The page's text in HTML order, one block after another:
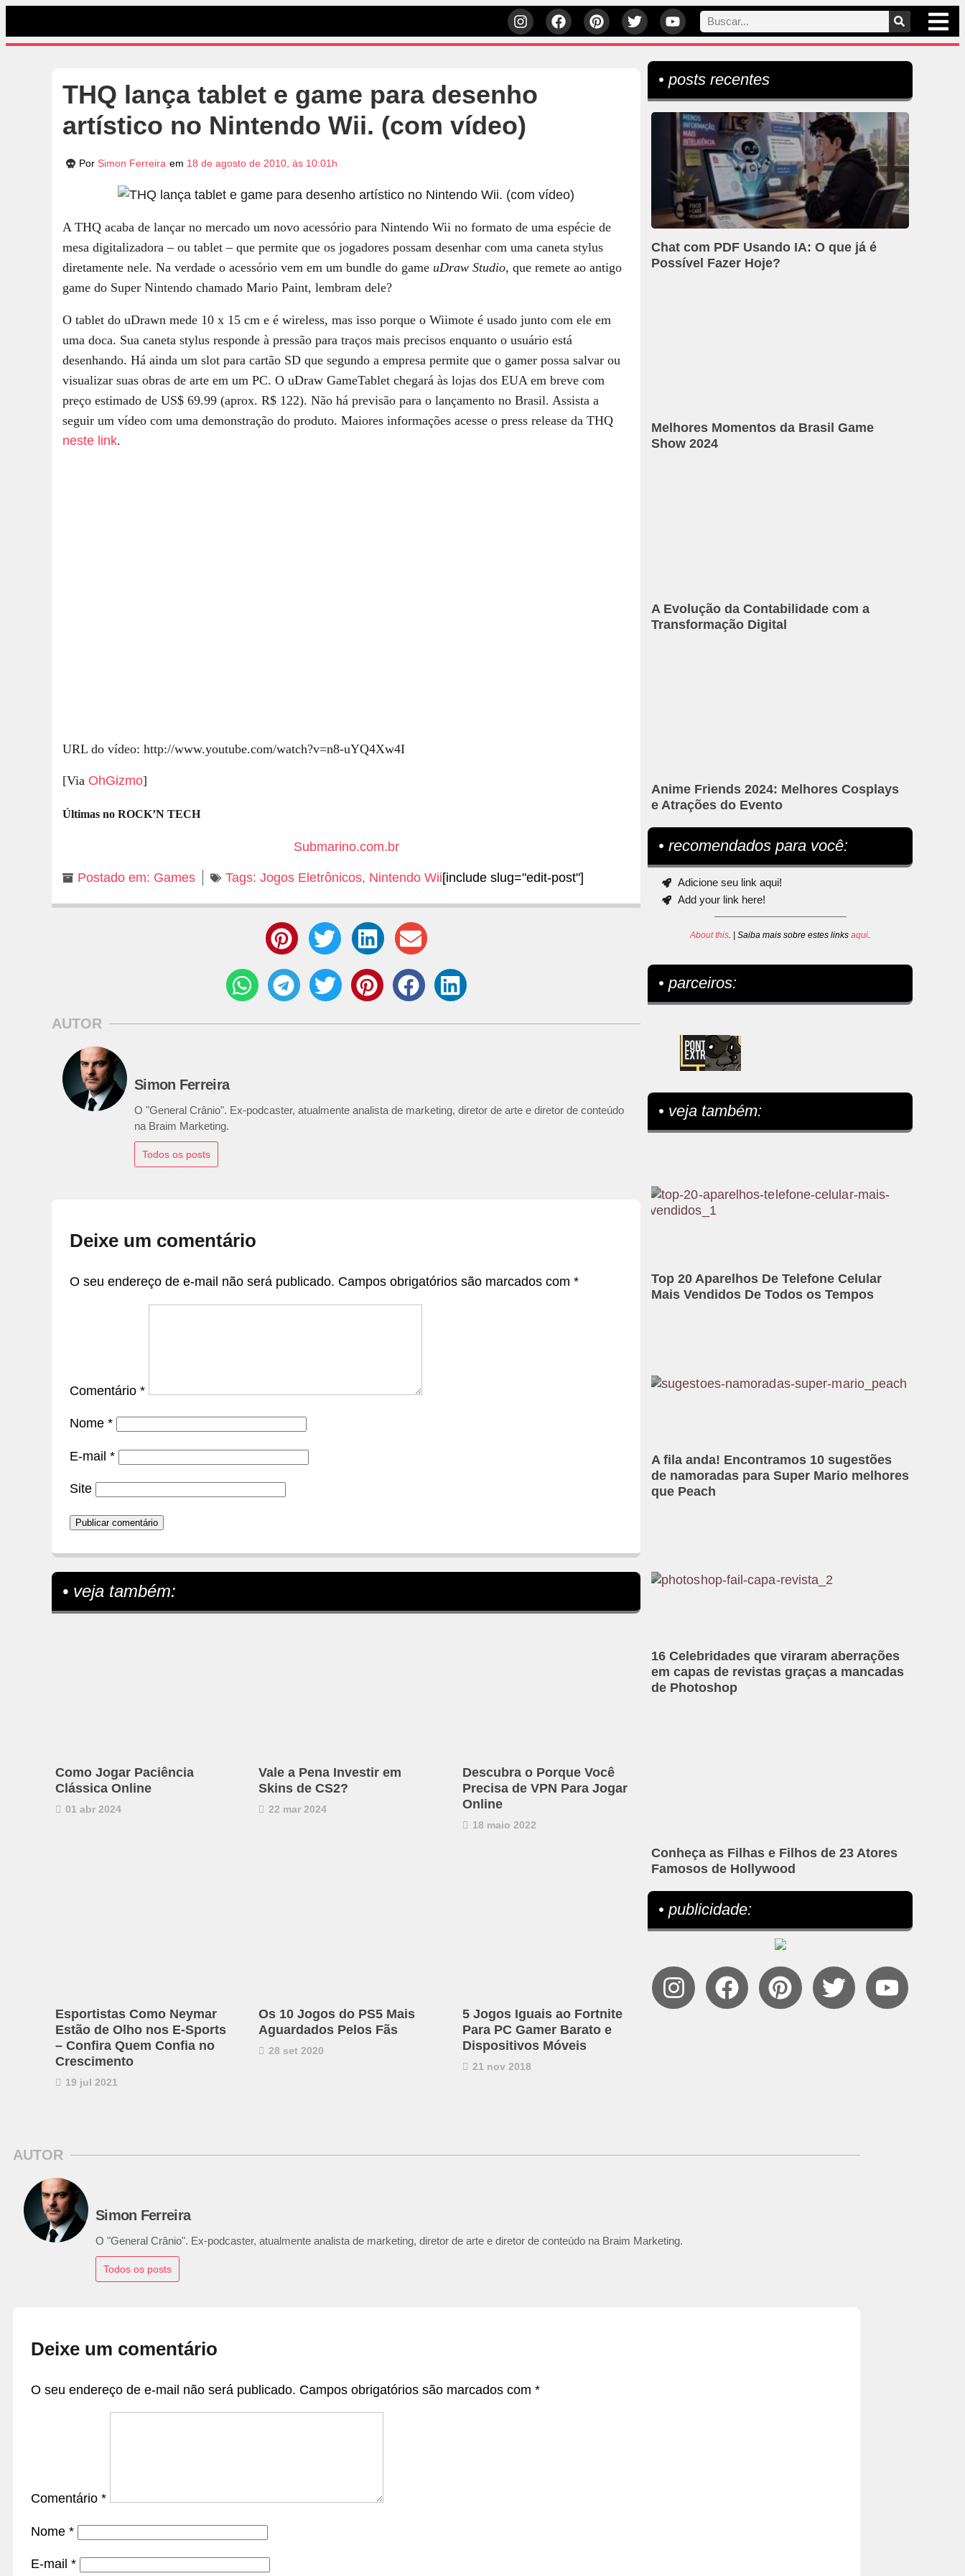
THQ lança tablet e game para desenho
artístico no Nintendo Wii. (com vídeo)
Por Simon Ferreira em 18 de agosto de 2010, às 10:01h
A THQ acaba de lançar no mercado um novo acessório para Nintendo Wii no formato de uma espécie de
mesa digitalizadora – ou tablet – que permite que os jogadores possam desenhar com uma caneta stylus
diretamente nele. Na verdade o acessório vem em um bundle do game uDraw Studio, que remete ao antigo
game do Super Nintendo chamado Mario Paint, lembram dele?
O tablet do uDrawn mede 10 x 15 cm e é wireless, mas isso porque o Wiimote é usado junto com ele em
uma doca. Sua caneta stylus responde à pressão para traços mais precisos enquanto o usuário está
desenhando. Há ainda um slot para cartão SD que segundo a empresa permite que o gamer possa salvar ou
visualizar suas obras de arte em um PC. O uDraw GameTablet chegará às lojas dos EUA em breve com
preço estimado de US$ 69.99 (aprox. R$ 122). Não há previsão para o lançamento no Brasil. Assista a
seguir um vídeo com uma demonstração do produto. Maiores informações acesse o press release da THQ
neste link.
URL do vídeo: http://www.youtube.com/watch?v=n8-uYQ4Xw4I
[Via OhGizmo]
Últimas no ROCK’N TECH
Submarino.com.br
Postado em: Games Tags: Jogos Eletrônicos, Nintendo Wii[include slug="edit-post"]
AUTOR
Simon Ferreira
O "General Crânio". Ex-podcaster, atualmente analista de marketing, diretor de arte e diretor de conteúdo
na Braim Marketing.
Todos os posts
Deixe um comentário
O seu endereço de e-mail não será publicado. Campos obrigatórios são marcados com *
Comentário *
Nome *
E-mail *
Site
• veja também:
Como Jogar Paciência
Clássica Online
01 abr 2024
Vale a Pena Investir em
Skins de CS2?
22 mar 2024
Descubra o Porque Você
Precisa de VPN Para Jogar
Online
18 maio 2022
Esportistas Como Neymar
Estão de Olho nos E-Sports
– Confira Quem Confia no
Crescimento
19 jul 2021
Os 10 Jogos do PS5 Mais
Aguardados Pelos Fãs
28 set 2020
5 Jogos Iguais ao Fortnite
Para PC Gamer Barato e
Dispositivos Móveis
21 nov 2018
• posts recentes
Chat com PDF Usando IA: O que já é
Possível Fazer Hoje?
Melhores Momentos da Brasil Game
Show 2024
A Evolução da Contabilidade com a
Transformação Digital
Anime Friends 2024: Melhores Cosplays
e Atrações do Evento
• recomendados para você:
Adicione seu link aqui!
Add your link here!
About this. | Saiba mais sobre estes linksaqui.
• parceiros:
• veja também:
Top 20 Aparelhos De Telefone Celular
Mais Vendidos De Todos os Tempos
A fila anda! Encontramos 10 sugestões
de namoradas para Super Mario melhores
que Peach
16 Celebridades que viraram aberrações
em capas de revistas graças a mancadas
de Photoshop
Conheça as Filhas e Filhos de 23 Atores
Famosos de Hollywood
• publicidade:
AUTOR
Simon Ferreira
O "General Crânio". Ex-podcaster, atualmente analista de marketing, diretor de arte e diretor de conteúdo na Braim Marketing.
Todos os posts
Deixe um comentário
O seu endereço de e-mail não será publicado. Campos obrigatórios são marcados com *
Comentário *
Nome *
E-mail *